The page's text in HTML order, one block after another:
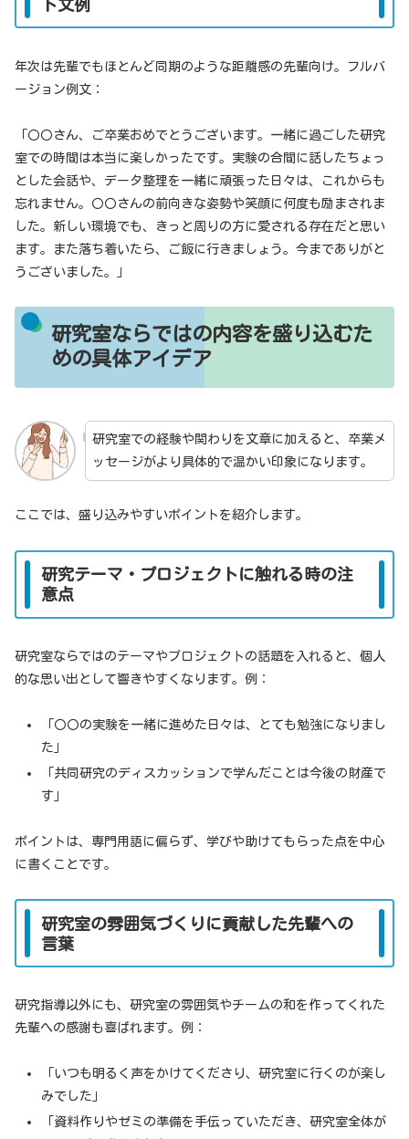
ト文例
年次は先輩でもほとんど同期のような距離感の先輩向け。フルバ
ージョン例文：
「〇〇さん、ご卒業おめでとうございます。一緒に過ごした研究
室での時間は本当に楽しかったです。実験の合間に話したちょっ
とした会話や、データ整理を一緒に頑張った日々は、これからも
忘れません。〇〇さんの前向きな姿勢や笑顔に何度も励まされま
した。新しい環境でも、きっと周りの方に愛される存在だと思い
ます。また落ち着いたら、ご飯に行きましょう。今までありがと
うございました。」
研究室ならではの内容を盛り込むた
めの具体アイデア
研究室での経験や関わりを文章に加えると、卒業メ
ッセージがより具体的で温かい印象になります。
ここでは、盛り込みやすいポイントを紹介します。
研究テーマ・プロジェクトに触れる時の注
意点
研究室ならではのテーマやプロジェクトの話題を入れると、個人
的な思い出として響きやすくなります。例：
「〇〇の実験を一緒に進めた日々は、とても勉強になりまし
た」
「共同研究のディスカッションで学んだことは今後の財産で
す」
ポイントは、専門用語に偏らず、学びや助けてもらった点を中心
に書くことです。
研究室の雰囲気づくりに貢献した先輩への
言葉
研究指導以外にも、研究室の雰囲気やチームの和を作ってくれた
先輩への感謝も喜ばれます。例：
「いつも明るく声をかけてくださり、研究室に行くのが楽し
みでした」
「資料作りやゼミの準備を手伝っていただき、研究室全体が